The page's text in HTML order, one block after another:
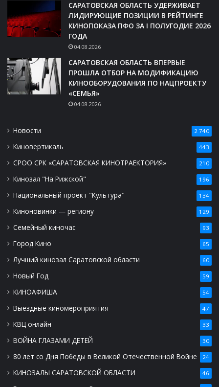
САРАТОВСКАЯ ОБЛАСТЬ УДЕРЖИВАЕТ
ЛИДИРУЮЩИЕ ПОЗИЦИИ В РЕЙТИНГЕ
КИНОПОКАЗА ПФО ЗА I ПОЛУГОДИЕ 2026
ГОДА
04.08.2026
САРАТОВСКАЯ ОБЛАСТЬ ВПЕРВЫЕ
ПРОШЛА ОТБОР НА МОДИФИКАЦИЮ
КИНООБОРУДОВАНИЯ ПО НАЦПРОЕКТУ
«СЕМЬЯ»
04.08.2026
Новости 2 740
Киновертикаль 443
СРОО СРК «САРАТОВСКАЯ КИНОТРАЕКТОРИЯ» 210
Кинозал "На Рижской" 196
Национальный проект "Культура" 134
Киноновинки — региону 129
Семейный киночас 93
Город Кино 65
Лучший кинозал Саратовской области 60
Новый Год 59
КИНОАФИША 54
Выездные киномероприятия 47
КВЦ онлайн 33
ВОЙНА ГЛАЗАМИ ДЕТЕЙ 30
80 лет со Дня Победы в Великой Отечественной Войне 24
КИНОЗАЛЫ САРАТОВСКОЙ ОБЛАСТИ 46